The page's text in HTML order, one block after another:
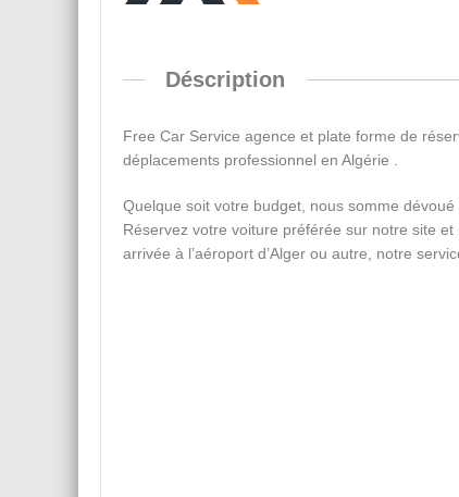
Déscription
Free Car Service agence et plate forme de
déplacements professionnel en Algérie .
Quelque soit votre budget, nous somme
Réservez votre voiture préférée sur notre site
arrivée à l’aéroport d’Alger ou autre, notre